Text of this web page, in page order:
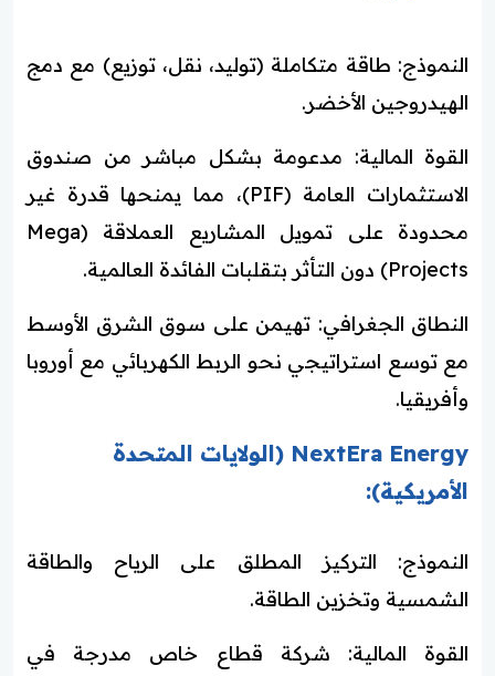
النموذج: طاقة متكاملة (توليد، نقل، توزيع) مع دمج
الهيدروجين الأخضر.
القوة المالية: مدعومة بشكل مباشر من صندوق
الاستثمارات العامة (PIF)، مما يمنحها قدرة غير
محدودة على تمويل المشاريع العملاقة (Mega
Projects) دون التأثر بتقلبات الفائدة العالمية.
النطاق الجغرافي: تهيمن على سوق الشرق الأوسط
مع توسع استراتيجي نحو الربط الكهربائي مع أوروبا
وأفريقيا.
NextEra Energy (الولايات المتحدة
الأمريكية):
النموذج: التركيز المطلق على الرياح والطاقة
الشمسية وتخزين الطاقة.
القوة المالية: شركة قطاع خاص مدرجة في